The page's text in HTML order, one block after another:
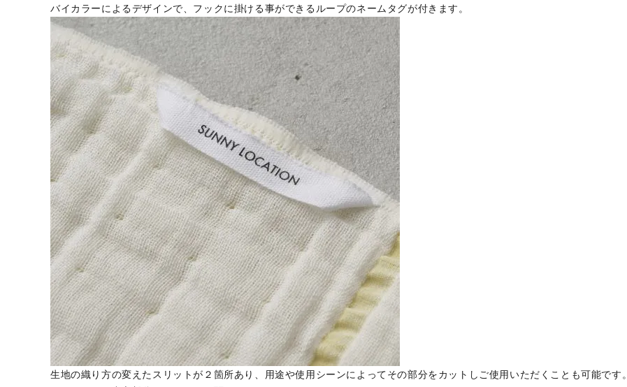
バイカラーによるデザインで、フックに掛ける事ができるループのネームタグが付きます。
生地の織り方の変えたスリットが２箇所あり、用途や使用シーンによってその部分をカットしご使用いただくことも可能です。